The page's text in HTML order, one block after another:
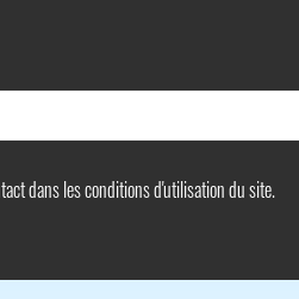
dans les conditions d'utilisation du site.